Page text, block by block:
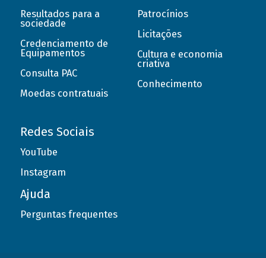
Resultados para a
sociedade
Credenciamento de
Equipamentos
Consulta PAC
Moedas contratuais
Patrocínios
Licitações
Cultura e economia
criativa
Conhecimento
Redes Sociais
YouTube
Instagram
Ajuda
Perguntas frequentes